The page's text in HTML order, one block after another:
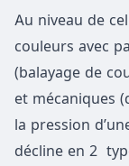
Au niveau de
couleurs avec
(balayage de
et mécaniques
la pression
décline en 2